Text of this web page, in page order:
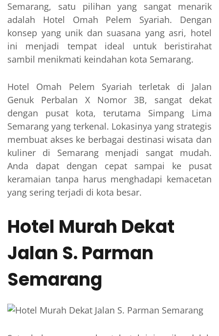
Semarang, satu pilihan yang sangat menarik
adalah Hotel Omah Pelem Syariah. Dengan
konsep yang unik dan suasana yang asri, hotel
ini menjadi tempat ideal untuk beristirahat
sambil menikmati keindahan kota Semarang.
Hotel Omah Pelem Syariah terletak di Jalan
Genuk Perbalan X Nomor 3B, sangat dekat
dengan pusat kota, terutama Simpang Lima
Semarang yang terkenal. Lokasinya yang strategis
membuat akses ke berbagai destinasi wisata dan
kuliner di Semarang menjadi sangat mudah.
Anda dapat dengan cepat sampai ke pusat
keramaian tanpa harus menghadapi kemacetan
yang sering terjadi di kota besar.
Hotel Murah Dekat
Jalan S. Parman
Semarang